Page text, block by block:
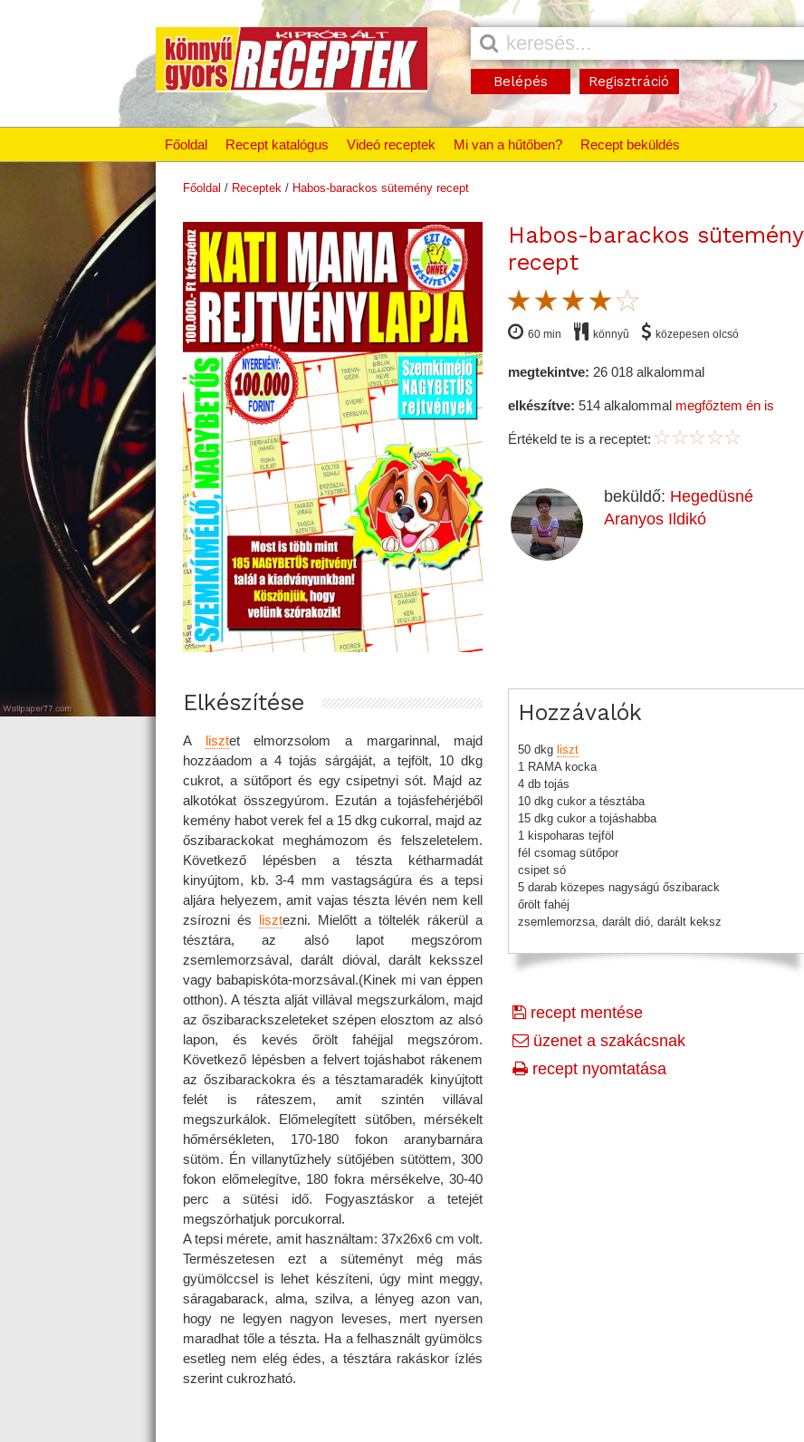
Belépés Regisztráció
Főoldal Recept katalógus Videó receptek Mi van a hűtőben? Recept beküldés
Főoldal / Receptek / Habos-barackos sütemény recept
Habos-barackos sütemény
recept
60 min könnyû közepesen olcsó
megtekintve: 26 018 alkalommal
elkészítve: 514 alkalommal megfőztem én is
Értékeld te is a receptet:
beküldő: Hegedüsné
Aranyos Ildikó
Elkészítése
A lisztet elmorzsolom a margarinnal, majd
hozzáadom a 4 tojás sárgáját, a tejfölt, 10 dkg
cukrot, a sütőport és egy csipetnyi sót. Majd az
alkotókat összegyúrom. Ezután a tojásfehérjéből
kemény habot verek fel a 15 dkg cukorral, majd az
őszibarackokat meghámozom és felszeletelem.
Következő lépésben a tészta kétharmadát
kinyújtom, kb. 3-4 mm vastagságúra és a tepsi
aljára helyezem, amit vajas tészta lévén nem kell
zsírozni és lisztezni. Mielőtt a töltelék rákerül a
tésztára, az alsó lapot megszórom
zsemlemorzsával, darált dióval, darált keksszel
vagy babapiskóta-morzsával.(Kinek mi van éppen
otthon). A tészta alját villával megszurkálom, majd
az őszibarackszeleteket szépen elosztom az alsó
lapon, és kevés őrölt fahéjjal megszórom.
Következő lépésben a felvert tojáshabot rákenem
az őszibarackokra és a tésztamaradék kinyújtott
felét is ráteszem, amit szintén villával
megszurkálok. Előmelegített sütőben, mérsékelt
hőmérsékleten, 170-180 fokon aranybarnára
sütöm. Én villanytűzhely sütőjében sütöttem, 300
fokon előmelegítve, 180 fokra mérsékelve, 30-40
perc a sütési idő. Fogyasztáskor a tetejét
megszórhatjuk porcukorral.
A tepsi mérete, amit használtam: 37x26x6 cm volt.
Természetesen ezt a süteményt még más
gyümölccsel is lehet készíteni, úgy mint meggy,
sáragabarack, alma, szilva, a lényeg azon van,
hogy ne legyen nagyon leveses, mert nyersen
maradhat tőle a tészta. Ha a felhasznált gyümölcs
esetleg nem elég édes, a tésztára rakáskor ízlés
szerint cukrozható.
Hozzávalók
50 dkg liszt
1 RAMA kocka
4 db tojás
10 dkg cukor a tésztába
15 dkg cukor a tojáshabba
1 kispoharas tejföl
fél csomag sütőpor
csipet só
5 darab közepes nagyságú őszibarack
őrölt fahéj
zsemlemorzsa, darált dió, darált keksz
recept mentése
üzenet a szakácsnak
recept nyomtatása